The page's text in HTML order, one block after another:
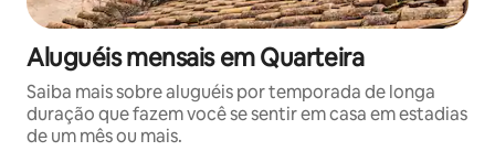
Aluguéis mensais em Quarteira
Saiba mais sobre aluguéis por temporada de longa
duração que fazem você se sentir em casa em estadias
de um mês ou mais.